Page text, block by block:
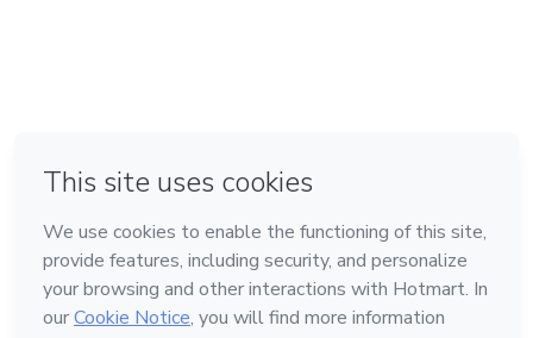
Feito com ❤ em Bogotá
Conheça a Hotmart